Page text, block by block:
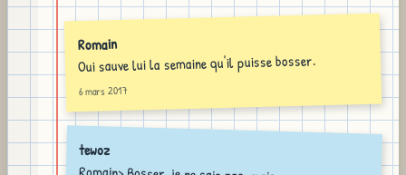
Romain
Oui sauve lui la semaine qu'il puisse bosser.
6 mars 2017
tewoz